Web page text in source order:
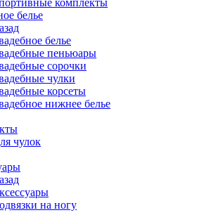
комплекты
белье
белье
пеньюары
сорочки
чулки
корсеты
нижнее белье
чулок
на ногу